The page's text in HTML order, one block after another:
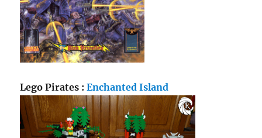
Lego Pirates :Enchanted Island